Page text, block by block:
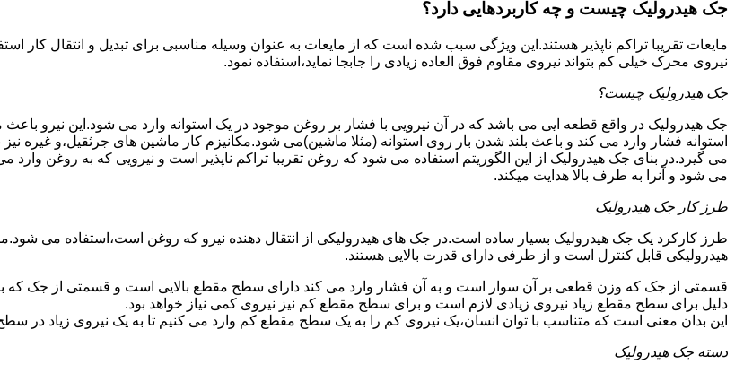
جک هیدرولیک چیست و چه کاربردهایی دارد؟
مایعات تقریبا تراکم ناپذیر هستند.این ویژگی سبب شده است که از مایعات به عنوان وسیله مناسبی برای تبدیل و انتقال کار
نیروی محرک خیلی کم بتواند نیروی مقاوم فوق العاده زیادی را جابجا نماید،استفاده نمود.
جک هیدرولیک چیست؟
جک هیدرولیک در واقع قطعه ایی می باشد که در آن نیرویی با فشار بر روغن موجود در یک استوانه وارد می شود.این نیرو باعث
استوانه فشار وارد می کند و باعث بلند شدن بار روی استوانه (مثلا ماشین)می شود.مکانیزم کار ماشین های جرثقیل،و غیره
می گیرد.در بنای جک هیدرولیک از این الگوریتم استفاده می شود که روغن تقریبا تراکم ناپذیر است و نیرویی که به روغن
می شود و آنرا به طرف بالا هدایت میکند.
طرز کار جک هیدرولیک
طرز کارکرد یک جک هیدرولیک بسیار ساده است.در جک های هیدرولیکی از انتقال دهنده نیرو که روغن است،استفاده می
هیدرولیکی قابل کنترل است و از طرفی دارای قدرت بالایی هستند.
قسمتی از جک که وزن قطعی بر آن سوار است و به آن فشار وارد می کند دارای سطح مقطع بالایی است و قسمتی از جک که
دلیل برای سطح مقطع زیاد نیروی زیادی لازم است و برای سطح مقطع کم نیز نیروی کمی نیاز خواهد بود.
این بدان معنی است که متناسب با توان انسان،یک نیروی کم را به یک سطح مقطع کم وارد می کنیم تا به یک نیروی زیاد در
دسته جک هیدرولیک